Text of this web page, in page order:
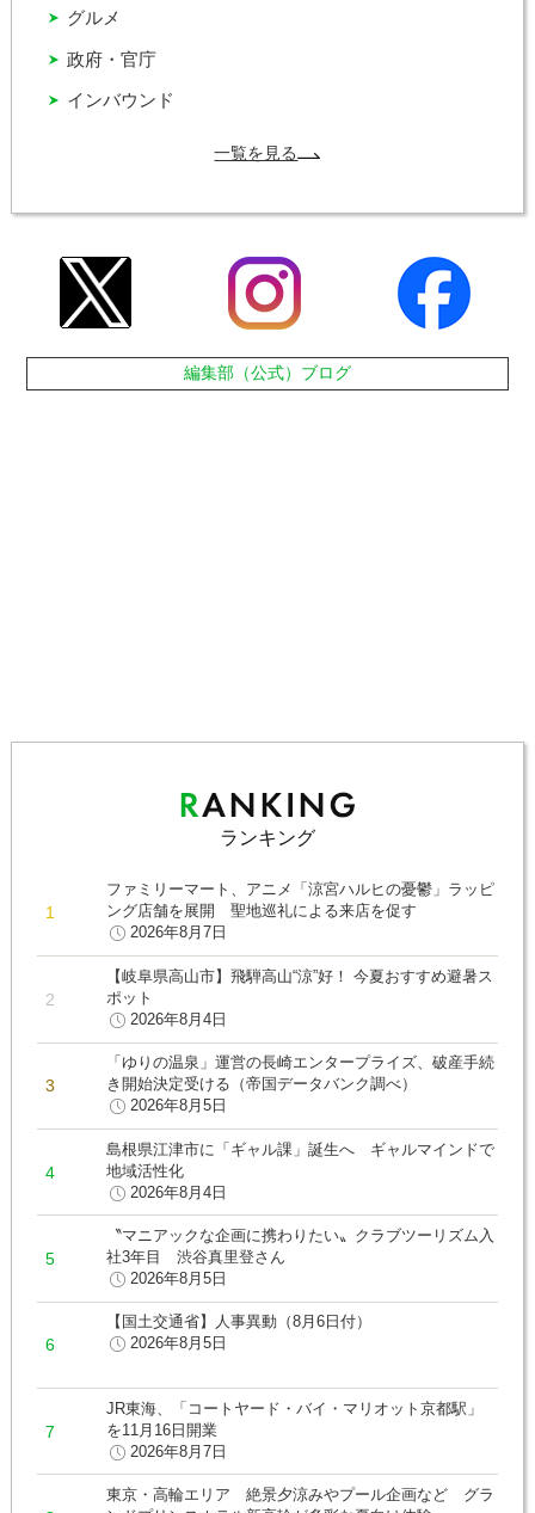
インバウンド
グルメ
政府・官庁
一覧を見る
編集部（公式）ブログ
ランキング
ファミリーマート、アニメ「涼宮ハルヒの憂鬱」ラッピ
ング店舗を展開 聖地巡礼による来店を促す
2026年8月7日
【岐阜県高山市】飛騨高山“涼”好！ 今夏おすすめ避暑ス
ポット
2026年8月4日
「ゆりの温泉」運営の長崎エンタープライズ、破産手続
き開始決定受ける（帝国データバンク調べ）
2026年8月5日
島根県江津市に「ギャル課」誕生へ ギャルマインドで
地域活性化
2026年8月4日
〝マニアックな企画に携わりたい〟クラブツーリズム入
社3年目 渋谷真里登さん
2026年8月5日
【国土交通省】人事異動（8月6日付）
2026年8月5日
JR東海、「コートヤード・バイ・マリオット京都駅」
を11月16日開業
2026年8月7日
東京・高輪エリア 絶景夕涼みやプール企画など グラ